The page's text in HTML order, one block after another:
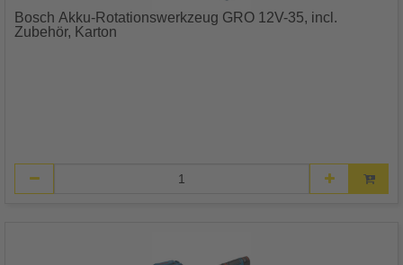
Bosch Akku-Rotationswerkzeug GRO 12V-35, incl.
Zubehör, Karton